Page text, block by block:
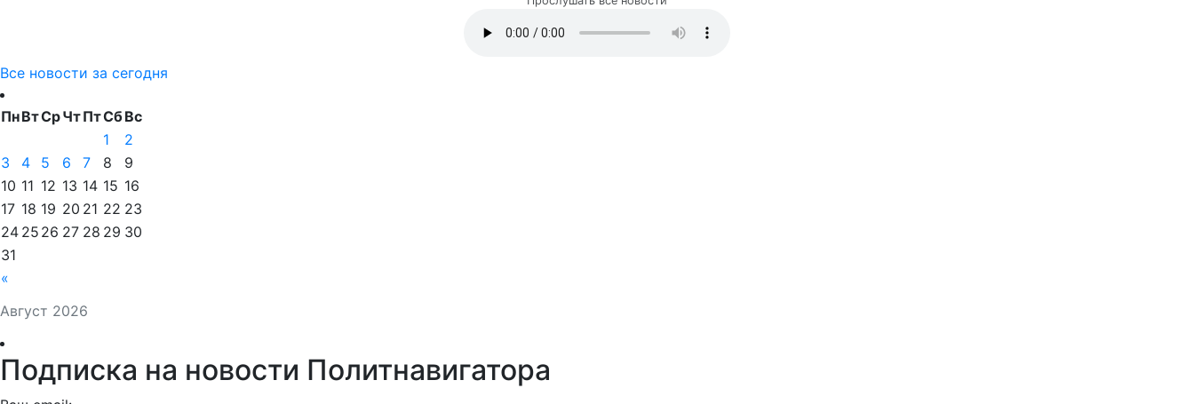
Все новости за сегодня
Август 2026
ПнВтСрЧтПтСбВс
«
1
2
3
4 5 6 7 8
9
10 11 12 13 14 15 16
17 18 19 20 21 22 23
24 25 26 27 28 29 30
31
Подписка на новости Политнавигатора